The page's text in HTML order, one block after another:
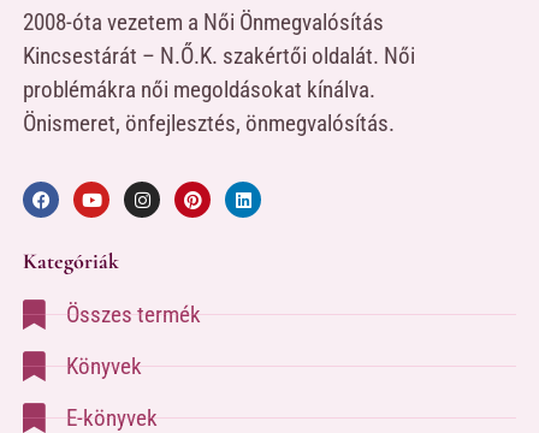
2008-óta vezetem a Női Önmegvalósítás
Kincsestárát – N.Ő.K. szakértői oldalát. Női
problémákra női megoldásokat kínálva.
Önismeret, önfejlesztés, önmegvalósítás.
Kategóriák
Összes termék
Könyvek
E-könyvek